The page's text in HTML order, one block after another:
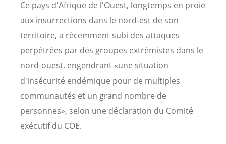
Ce pays d'Afrique de l'Ouest, longtemps en proie
aux insurrections dans le nord-est de son
territoire, a récemment subi des attaques
perpétrées par des groupes extrémistes dans le
nord-ouest, engendrant «une situation
d'insécurité endémique pour de multiples
communautés et un grand nombre de
personnes», selon une déclaration du Comité
exécutif du COE.